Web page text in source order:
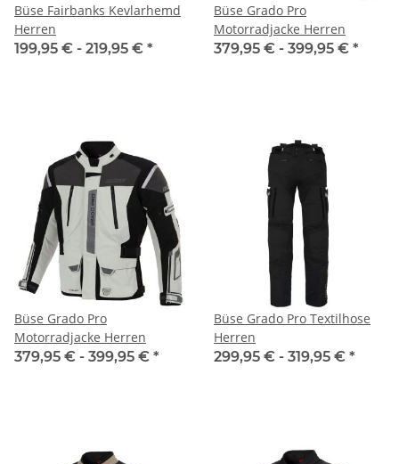
Büse Fairbanks Kevlarhemd
Herren
199,95 € - 219,95 € *
Büse Grado Pro
Motorradjacke Herren
379,95 € - 399,95 € *
Büse Grado Pro
Motorradjacke Herren
379,95 € - 399,95 € *
Büse Grado Pro Textilhose
Herren
299,95 € - 319,95 € *